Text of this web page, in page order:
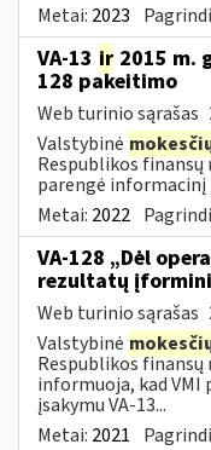
Metai: 2023
VA-13 ir 2015 m.
128 pakeitimo
Web turinio sąrašas
Valstybinė
Respublikos
parengė informacinį
Metai: 2022
VA-128 „Dėl
rezultatų
Web turinio sąrašas
Valstybinė
Respublikos
informuoja, kad VMI
įsakymu VA-13...
Metai: 2021